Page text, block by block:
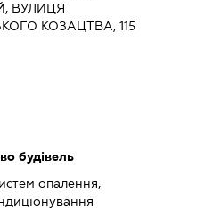
ВУЛИЦЯ
КОЗАЦТВА, 115
будівель
опалення,